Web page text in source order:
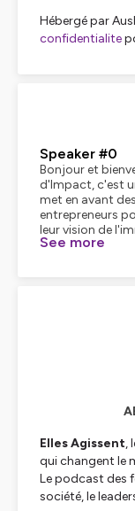
Hébergé par
confidentialite
Speaker #0
Bonjour et
d'Impact, c'est
met en avant
entrepreneurs
leur vision de
recevoir Mathieu
parcours, la
du chemin que
était semé
parfois de prise
tout ça. Je
qui a été aussi
ensuite. Est-ce
environnement
apporté, même
Speaker #1
Avec plaisir,
mon enfance
See more
Elles Agissent,
qui changent le
Le podcast des
société, le